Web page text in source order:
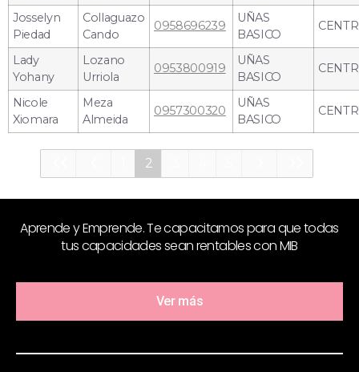
Josselyn
Piedad
Collaguazo
Cando
0958696239
UÑAS
BASICO
Lady
Yohany
Lozano
Urriola
0953800919
UÑAS
BASICO
Nicole
Xiomara
Meza
Almeida
0957300320
UÑAS
BASICO
2
Aprende y Emprende. Te capacitamos para que todas
tus capacidades sean rentables con MIB
Ver más